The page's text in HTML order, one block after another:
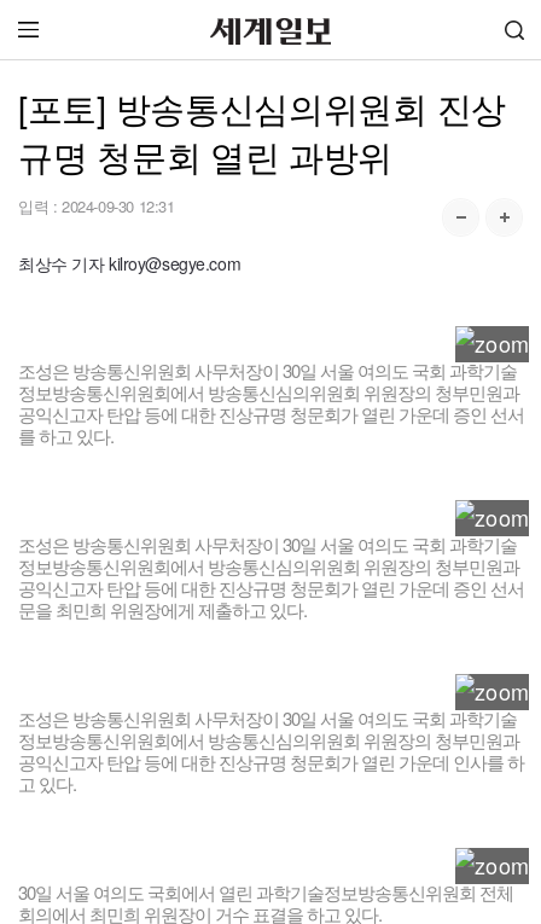
[포토] 방송통신심의위원회 진상
규명 청문회 열린 과방위
입력 : 2024-09-30 12:31
최상수 기자 kilroy@segye.com
조성은 방송통신위원회 사무처장이 30일 서울 여의도 국회 과학기술
정보방송통신위원회에서 방송통신심의위원회 위원장의 청부민원과
공익신고자 탄압 등에 대한 진상규명 청문회가 열린 가운데 증인 선서
를 하고 있다.
조성은 방송통신위원회 사무처장이 30일 서울 여의도 국회 과학기술
정보방송통신위원회에서 방송통신심의위원회 위원장의 청부민원과
공익신고자 탄압 등에 대한 진상규명 청문회가 열린 가운데 증인 선서
문을 최민희 위원장에게 제출하고 있다.
조성은 방송통신위원회 사무처장이 30일 서울 여의도 국회 과학기술
정보방송통신위원회에서 방송통신심의위원회 위원장의 청부민원과
공익신고자 탄압 등에 대한 진상규명 청문회가 열린 가운데 인사를 하
고 있다.
30일 서울 여의도 국회에서 열린 과학기술정보방송통신위원회 전체
회의에서 최민희 위원장이 거수 표결을 하고 있다.